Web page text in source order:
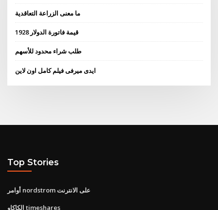
ما معنى الزراعة التعاقدية
قيمة فاتورة الدولار 1928
طلب شراء محدود للأسهم
ايدى ميرفى فيلم كامل اون لاين
Top Stories
أوامر nordstrom على الانترنت
الكاكاو timeshares